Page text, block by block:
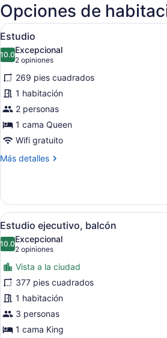
Opciones de
Abrir
todas
las
fotos
de
Estudio
4
Estudio
10.010.0 de 10
Excepcional
2 opiniones
(2
opiniones)
269 pies cuadrados
1 habitación
2 personas
1 cama Queen
Wifi gratuito
Más detalles
Más
Abrir
todas
las
fotos
de
Estudio
ejecutivo,
balcón
Una
3
Estudio ejecutivo, balcón
10.010.0 de 10
Excepcional
2 opiniones
(2
opiniones)
Vista a la ciudad
377 pies cuadrados
1 habitación
3 personas
1 cama King